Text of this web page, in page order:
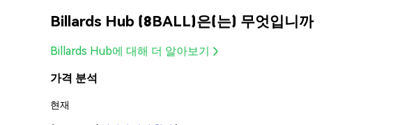
Billards Hub (8BALL)은(는) 무엇입니까
Billards Hub에 대해 더 알아보기
가격 분석
현재